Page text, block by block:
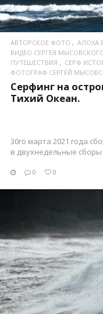
АВТОРСКОЕ ФОТО АЛОХА
ВИДЕО СЕРГЕЯ
ПУТЕШЕСТВИЯ
СЕРФ
ФОТОГРАФ СЕРГЕЙ
Серфинг на
Тихий Океан.
30го марта 2021 года
в двухнедельные сборы
0 0